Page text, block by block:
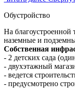
Обустройство
На благоустроенной
наземные и
Собственная
- 2 детских сада
- двухэтажный
- ведется
- предусмотрено